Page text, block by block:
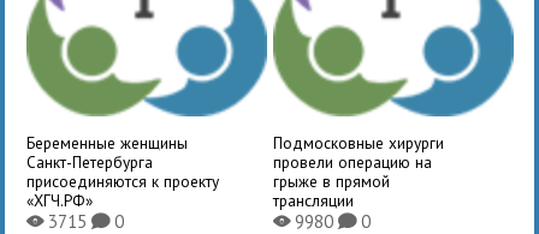
Беременные женщины
Санкт-Петербурга
присоединяются к проекту
«ХГЧ.РФ»
X3715K0
Подмосковные хирурги
провели операцию на
грыже в прямой
трансляции
X9980 K0